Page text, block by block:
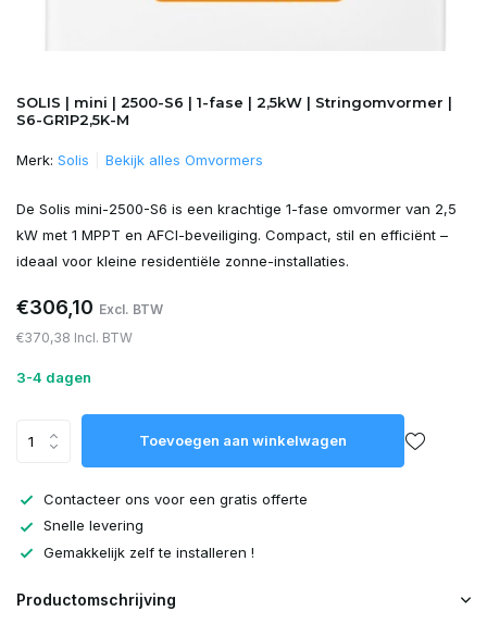
SOLIS | mini | 2500-S6 | 1-fase | 2,5kW | Stringomvormer |
S6-GR1P2,5K-M
Merk: Solis Bekijk alles Omvormers
De Solis mini-2500-S6 is een krachtige 1-fase omvormer van 2,5
kW met 1 MPPT en AFCI-beveiliging. Compact, stil en efficiënt –
ideaal voor kleine residentiële zonne-installaties.
€306,10 Excl. BTW
€370,38 Incl. BTW
3-4 dagen
Toevoegen aan winkelwagen
Contacteer ons voor een gratis offerte
Snelle levering
Gemakkelijk zelf te installeren !
Productomschrijving